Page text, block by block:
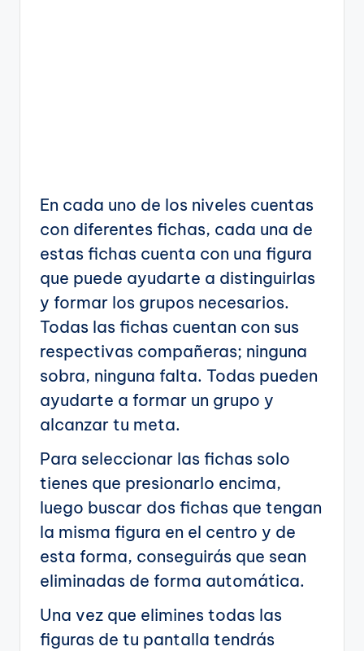
En cada uno de los niveles cuentas
con diferentes fichas, cada una de
estas fichas cuenta con una figura
que puede ayudarte a distinguirlas
y formar los grupos necesarios.
Todas las fichas cuentan con sus
respectivas compañeras; ninguna
sobra, ninguna falta. Todas pueden
ayudarte a formar un grupo y
alcanzar tu meta.
Para seleccionar las fichas solo
tienes que presionarlo encima,
luego buscar dos fichas que tengan
la misma figura en el centro y de
esta forma, conseguirás que sean
eliminadas de forma automática.
Una vez que elimines todas las
figuras de tu pantalla tendrás